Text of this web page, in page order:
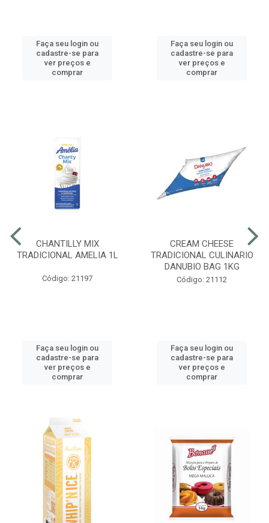
Faça seu login ou
cadastre-se para
ver preços e
comprar
Faça seu login ou
cadastre-se para
ver preços e
comprar
CHANTILLY MIX
TRADICIONAL AMELIA 1L
Código: 21197
Faça seu login ou
cadastre-se para
ver preços e
comprar
CREAM CHEESE
TRADICIONAL CULINARIO
DANUBIO BAG 1KG
Código: 21112
Faça seu login ou
cadastre-se para
ver preços e
comprar